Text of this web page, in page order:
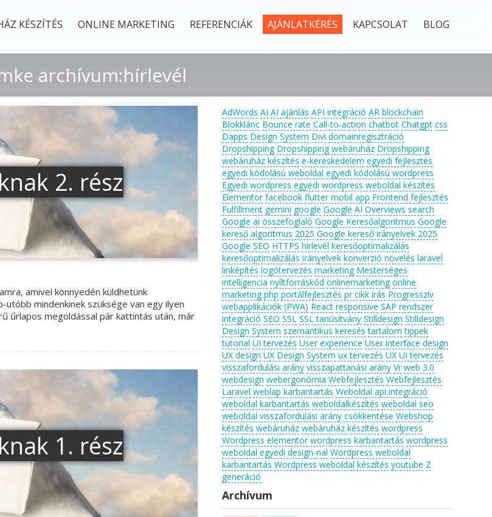
KÉSZÍTÉS ONLINE MARKETING REFERENCIÁK AJÁNLATKÉRÉS KAPCSOLAT BLOG
archívum:hírlevél
2. rész
amivel könnyedén küldhetünk
mindenkinek szüksége van egy ilyen
űrlapos megoldással pár kattintás után, már
1. rész
AdWords AI AI ajánlás API integráció AR blockchain
Blokklánc Bounce rate Call-to-action chatbot Chatgpt css
Dapps Design System Divi domainregisztráció
Dropshipping Dropshipping webáruház Dropshipping
webáruház készítés e-kereskedelem egyedi fejlesztés
egyedi kódolású weboldal egyedi kódolású wordpress
Egyedi wordpress egyedi wordpress weboldal készítés
Elementor facebook flutter mobil app Frontend fejlesztés
Fulfillment gemini google Google AI Overviews search
Google ai összefoglaló Google Keresőalgoritmus Google
kereső algoritmus 2025 Google kereső irányelvek 2025
Google SEO HTTPS hírlevél keresőoptimalizálás
keresőoptimalizálás irányelvek konverzió növelés laravel
linképítés logótervezés marketing Mesterséges
intelligencia nyíltforráskód onlinemarketing online
marketing php portálfejlesztés pr cikk írás Progresszív
webapplikációk (PWA) React responsive SAP rendszer
integráció SEO SSL SSL tanúsítvány Stilldesign Stilldesign
Design System szemantikus keresés tartalom tippek
tutorial UI tervezés User experience User interface design
UX design UX Design System ux tervezés UX UI tervezés
visszafordulási arány visszapattanási arány Vr web 3.0
webdesign webergonómia Webfejlesztés Webfejlesztés
Laravel weblap karbantartás Weboldal api integráció
weboldal karbantartás weboldalkészítés weboldal seo
weboldal visszafordulási arány csökkentése Webshop
készítés webáruház webáruház készítés wordpress
Wordpress elementor wordpress karbantartás wordpress
weboldal egyedi design-nal Wordpress weboldal
karbantartás Wordpress weboldal készítés youtube Z
generáció
Archívum